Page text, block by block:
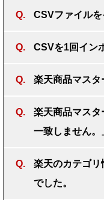
CSVファイル
CSVを1回イン
楽天商品マス
楽天商品マス
一致しません
楽天のカテゴ
でした。